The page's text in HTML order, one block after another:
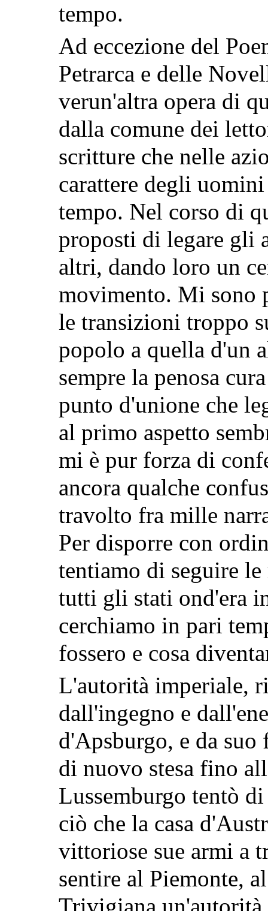
tempo.
Ad eccezione del
Petrarca e delle
verun'altra opera di
dalla comune dei
scritture che nelle
carattere degli
tempo. Nel corso di
proposti di legare gli
altri, dando loro un
movimento. Mi sono
le transizioni troppo
popolo a quella d'un
sempre la penosa
punto d'unione che
al primo aspetto
mi è pur forza di
ancora qualche
travolto fra mille
Per disporre con
tentiamo di seguire
tutti gli stati ond'era
cerchiamo in pari
fossero e cosa
L'autorità imperiale,
dall'ingegno e
d'Apsburgo, e da
di nuovo stesa fino
Lussemburgo tentò
ciò che la casa
vittoriose sue armi a
sentire al Piemonte,